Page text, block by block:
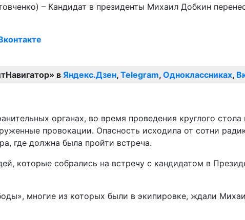
– Кандидат в президенты Михаил Добкин
в Яндекс.Дзен, Telegram, Одноклассниках,
органах, во время проведения круглого
провокации. Опасность исходила от сотни
где должна была пройти встреча.
которые собрались на встречу с кандидатом в
многие из которых были в экипировке, ждали